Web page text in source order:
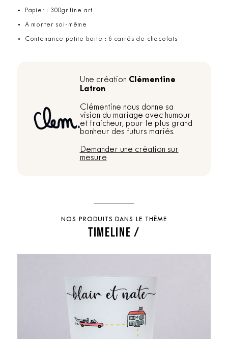
Papier : 300gr fine art
A monter soi-même
Contenance petite boite : 6 carrés de chocolats
Une création Clémentine
Latron
Clémentine nous donne sa
vision du mariage avec humour
et fraicheur, pour le plus grand
bonheur des futurs mariés.
Demander une création sur
mesure
NOS PRODUITS DANS LE THÈME
TIMELINE /